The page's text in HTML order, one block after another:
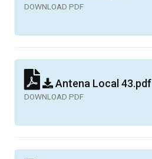
DOWNLOAD PDF
Antena Local 43.pdf
DOWNLOAD PDF